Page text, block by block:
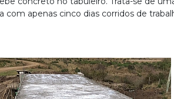
apenas cinco dias corridos de